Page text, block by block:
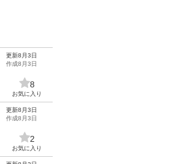
更新8月3日
作成8月3日
8
お気に入り
更新8月3日
作成8月3日
2
お気に入り